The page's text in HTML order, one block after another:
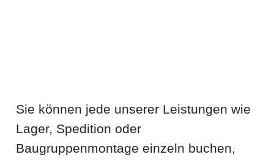
Sie können jede unserer Leistungen wie
Lager, Spedition oder
Baugruppenmontage einzeln buchen,